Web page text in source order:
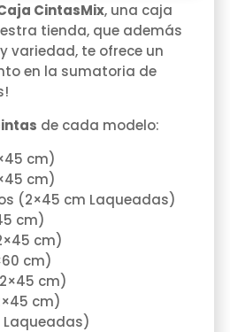
CintasMix, una caja
tienda, que además
variedad, te ofrece un
en la sumatoria de
de cada modelo:
cm)
cm)
(2×45 cm Laqueadas)
cm)
cm)
cm)
cm)
cm)
Laqueadas)